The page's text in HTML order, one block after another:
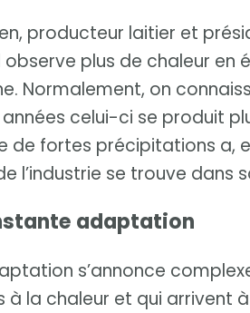
producteur laitier et
observe plus de chaleur en
Normalement, on
celui-ci se produit
de fortes précipitations a,
l’industrie se trouve dans
adaptation
s’annonce
la chaleur et qui arrivent